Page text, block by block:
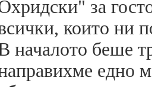
за
които ни
началото беше
едно